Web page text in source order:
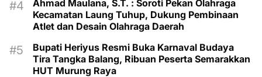
Ahmad Maulana, S.T. : Soroti Pekan Olahraga
Kecamatan Laung Tuhup, Dukung Pembinaan
Atlet dan Desain Olahraga Daerah
Bupati Heriyus Resmi Buka Karnaval Budaya
Tira Tangka Balang, Ribuan Peserta Semarakkan
HUT Murung Raya